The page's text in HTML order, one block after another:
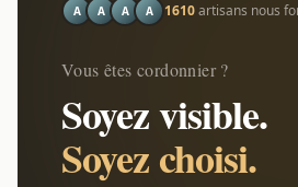
A A A A 1610artisans nous
Vous êtes cordonnier ?
Soyez visible.
Soyez choisi.